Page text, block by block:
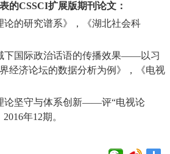
的CSSCI扩展版期刊论文：
论的研究谱系》，《湖北社会科
下国际政治话语的传播效果——以习
经济论坛的数据分析为例》，《电视
论坚守与体系创新——评“电视论
2016年12期。